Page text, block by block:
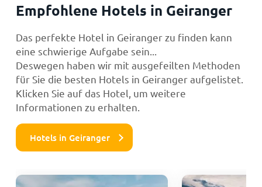
Empfohlene Hotels in Geiranger
Das perfekte Hotel in Geiranger zu finden kann
eine schwierige Aufgabe sein...
Deswegen haben wir mit ausgefeilten Methoden
für Sie die besten Hotels in Geiranger aufgelistet.
Klicken Sie auf das Hotel, um weitere
Informationen zu erhalten.
Hotels in Geiranger